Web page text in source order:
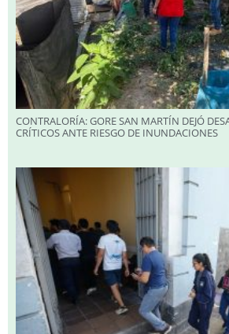
CONTRALORÍA: GORE SAN MARTÍN DEJÓ
CRÍTICOS ANTE RIESGO DE INUNDACIONES